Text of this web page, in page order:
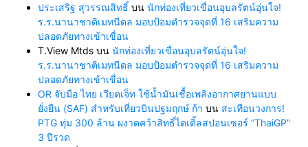
ประเสริฐ สุวรรณสิทธิ์ บน นักท่องเที่ยวเขื่อนอุบลรัตน์อุ่นใจ!
ร.ร.นานาชาติเมทนีดล มอบป้อมตำรวจจุดที่ 16 เสริมความ
ปลอดภัยทางเข้าเขื่อน
T.View Mtds บน นักท่องเที่ยวเขื่อนอุบลรัตน์อุ่นใจ!
ร.ร.นานาชาติเมทนีดล มอบป้อมตำรวจจุดที่ 16 เสริมความ
ปลอดภัยทางเข้าเขื่อน
OR จับมือ ไทย เวียตเจ็ท ใช้น้ำมันเชื้อเพลิงอากาศยานแบบ
ยั่งยืน (SAF) สำหรับเที่ยวบินปฐมฤกษ์ ก้า บน สะเทือนวงการ!
PTG ทุ่ม 300 ล้าน ผงาดคว้าสิทธิ์ไตเติ้ลสปอนเซอร์ “ThaiGP”
3 ปีรวด